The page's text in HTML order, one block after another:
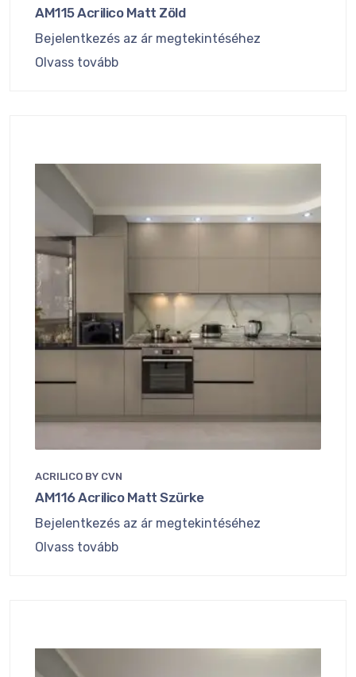
AM115 Acrilico Matt Zöld
Bejelentkezés az ár megtekintéséhez
Olvass tovább
ACRILICO BY CVN
AM116 Acrilico Matt Szürke
Bejelentkezés az ár megtekintéséhez
Olvass tovább